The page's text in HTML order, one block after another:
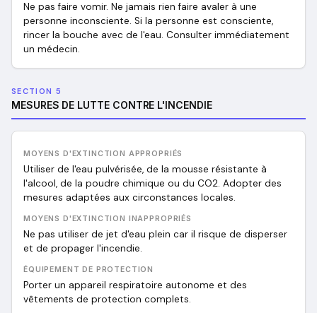
Ne pas faire vomir. Ne jamais rien faire avaler à une
personne inconsciente. Si la personne est consciente,
rincer la bouche avec de l'eau. Consulter immédiatement
un médecin.
SECTION 5
MESURES DE LUTTE CONTRE L'INCENDIE
MOYENS D'EXTINCTION APPROPRIÉS
Utiliser de l'eau pulvérisée, de la mousse résistante à
l'alcool, de la poudre chimique ou du CO2. Adopter des
mesures adaptées aux circonstances locales.
MOYENS D'EXTINCTION INAPPROPRIÉS
Ne pas utiliser de jet d'eau plein car il risque de disperser
et de propager l'incendie.
ÉQUIPEMENT DE PROTECTION
Porter un appareil respiratoire autonome et des
vêtements de protection complets.